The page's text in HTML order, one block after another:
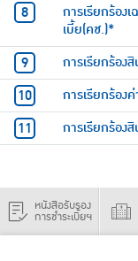
การเรียกร้อง
เบี้ย(คช.)*
การเรียกร้อง
การเรียกร้อ
การเรียกร้อ
หนังสือรับรอง
การชำระเบี้ยฯ